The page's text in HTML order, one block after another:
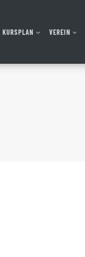
KURSPLAN VEREIN